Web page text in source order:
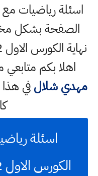
اسئلة رياضيات
الصفحة بشكل
اهلا بكم متابعي
مهدي شلالفي
اسئلة
الكورس الاول 2022 صف رابع ادبي